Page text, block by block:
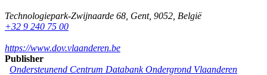
Technologiepark-Zwijnaarde 68 Gent, 9052 België
+32 9 240 75 00
https://www.dov.vlaanderen.be
Publisher
Ondersteunend Centrum Databank Ondergrond Vlaanderen